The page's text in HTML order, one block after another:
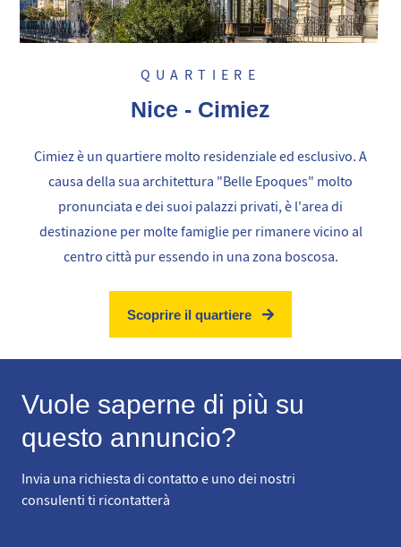
QUARTIERE
Nice - Cimiez
Cimiez è un quartiere molto residenziale ed esclusivo. A
causa della sua architettura "Belle Epoques" molto
pronunciata e dei suoi palazzi privati, è l'area di
destinazione per molte famiglie per rimanere vicino al
centro città pur essendo in una zona boscosa.
Scoprire il quartiere
Vuole saperne di più su
questo annuncio?
Invia una richiesta di contatto e uno dei nostri
consulenti ti ricontatterà